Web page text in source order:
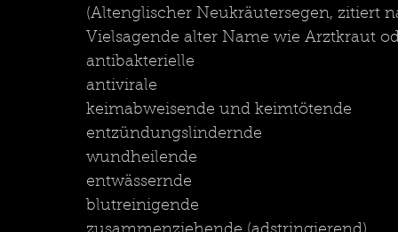
(Altenglischer Neukräutersegen, zitiert
Vielsagende alter Name wie Arztkraut
antibakterielle
antivirale
keimabweisende und keimtötende
entzündungslindernde
wundheilende
entwässernde
blutreinigende